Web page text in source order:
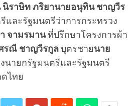
นิราษิท ภริยานายอนุทิน ชาญวีร
และรัฐมนตรีว่าการกระทรวง
จามรมานที่ปรึกษาโครงการผ้า
รณี ชาญวีรกูลบุตรชายนาย
นายกรัฐมนตรีและรัฐมนตรี
ไทย